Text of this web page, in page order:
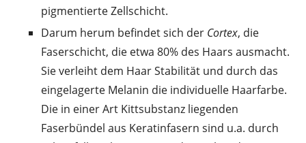
pigmentierte Zellschicht.
Darum herum befindet sich der Cortex, die
Faserschicht, die etwa 80% des Haars ausmacht.
Sie verleiht dem Haar Stabilität und durch das
eingelagerte Melanin die individuelle Haarfarbe.
Die in einer Art Kittsubstanz liegenden
Faserbündel aus Keratinfasern sind u.a. durch